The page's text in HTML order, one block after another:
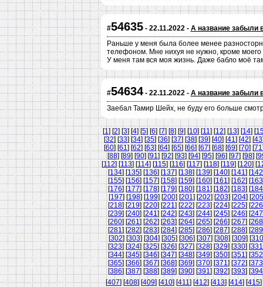
#54635- 22.11.2022 - А название забыли
Раньше у меня была более менее
телефоном. Мне нихуя не нужно, кроме
У меня там вся моя жизнь. Даже бабло моё
#54634- 22.11.2022 - А название забыли
Заебал Тамир Шейх, не буду его больше
[1] [2] [3] [4] [5] [6] [7] [8] [9] [10] [11] [12] [13] [14] [
[32] [33] [34] [35] [36] [37] [38] [39] [40] [41] [42] [43
[60] [61] [62] [63] [64] [65] [66] [67] [68] [69] [70] [71
[88] [89] [90] [91] [92] [93] [94] [95] [96] [97] [98] [
[112] [113] [114] [115] [116] [117] [118] [119] [120] [
[134] [135] [136] [137] [138] [139] [140] [141] [142
[155] [156] [157] [158] [159] [160] [161] [162] [163
[176] [177] [178] [179] [180] [181] [182] [183] [184
[197] [198] [199] [200] [201] [202] [203] [204] [205
[218] [219] [220] [221] [222] [223] [224] [225] [226
[239] [240] [241] [242] [243] [244] [245] [246] [247
[260] [261] [262] [263] [264] [265] [266] [267] [268
[281] [282] [283] [284] [285] [286] [287] [288] [289
[302] [303] [304] [305] [306] [307] [308] [309] [310
[323] [324] [325] [326] [327] [328] [329] [330] [331
[344] [345] [346] [347] [348] [349] [350] [351] [352
[365] [366] [367] [368] [369] [370] [371] [372] [373
[386] [387] [388] [389] [390] [391] [392] [393] [394
[407] [408] [409] [410] [411] [412] [413] [414] [415]